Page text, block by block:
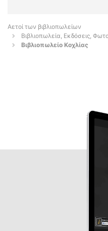
Αετοί των βιβλιοπωλείων
Βιβλιοπωλεία, Εκδόσεις,
Βιβλιοπωλείο Κοχλίας